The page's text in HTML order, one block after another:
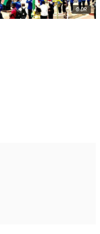
© DR